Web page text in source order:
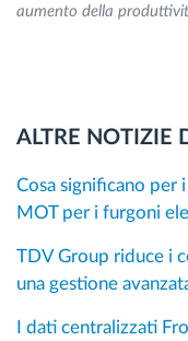
aumento della
ALTRE NOTIZIE
Cosa significano
MOT per i furgoni
TDV Group riduce i
una gestione
I dati centralizzati